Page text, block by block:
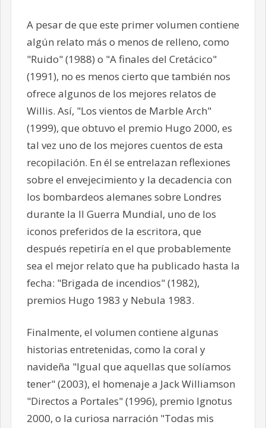
A pesar de que este primer volumen contiene
algún relato más o menos de relleno, como
"Ruido" (1988) o "A finales del Cretácico"
(1991), no es menos cierto que también nos
ofrece algunos de los mejores relatos de
Willis. Así, "Los vientos de Marble Arch"
(1999), que obtuvo el premio Hugo 2000, es
tal vez uno de los mejores cuentos de esta
recopilación. En él se entrelazan reflexiones
sobre el envejecimiento y la decadencia con
los bombardeos alemanes sobre Londres
durante la II Guerra Mundial, uno de los
iconos preferidos de la escritora, que
después repetiría en el que probablemente
sea el mejor relato que ha publicado hasta la
fecha: "Brigada de incendios" (1982),
premios Hugo 1983 y Nebula 1983.
Finalmente, el volumen contiene algunas
historias entretenidas, como la coral y
navideña "Igual que aquellas que solíamos
tener" (2003), el homenaje a Jack Williamson
"Directos a Portales" (1996), premio Ignotus
2000, o la curiosa narración "Todas mis